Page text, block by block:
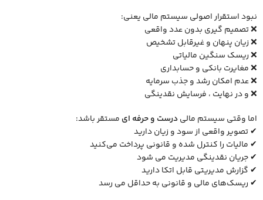
نبود استقرار اصولی سیستم مالی یعنی:
❌ تصمیم ‌گیری بدون عدد واقعی
❌ زیان پنهان و غیرقابل ‌تشخیص
❌ ریسک سنگین مالیاتی
❌ مغایرت بانکی و حسابداری
❌ عدم امکان رشد و جذب سرمایه
❌ و در نهایت ، فرسایش نقدینگی
اما وقتی سیستم مالیدرست و حرفه‌ ای مستقر باشد:
✔ تصویر واقعی از سود و زیان دارید
✔ مالیات را کنترل‌ شده و قانونی پرداخت می‌کنید
✔ جریان نقدینگی مدیریت می‌ شود
✔ گزارش مدیریتی قابل اتکا دارید
✔ ریسک‌های مالی و قانونی به حداقل می ‌رسد